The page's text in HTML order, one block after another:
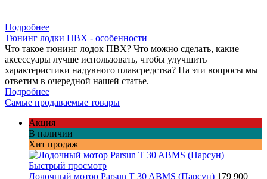
Подробнее
Тюнинг лодки ПВХ - особенности
Что такое тюнинг лодок ПВХ? Что можно сделать, какие
аксессуары лучше использовать, чтобы улучшить
характеристики надувного плавсредства? На эти вопросы мы
ответим в очередной нашей статье.
Подробнее
Самые продаваемые товары
Акция
В наличии
Хит продаж
Быстрый просмотр
Лодочный мотор Parsun T 30 ABMS (Парсун) 179 900